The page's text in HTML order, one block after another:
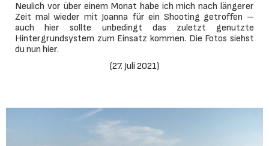
Neulich vor über einem Monat habe ich mich nach längerer
Zeit mal wieder mit Joanna für ein Shooting getroffen –
auch hier sollte unbedingt das zuletzt genutzte
Hintergrundsystem zum Einsatz kommen. Die Fotos siehst
du nun hier.
(27. Juli 2021)